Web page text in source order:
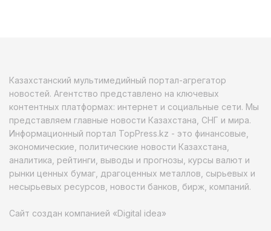
Казахстанский мультимедийный портал-агрегатор
новостей. Агентство представлено на ключевых
контентных платформах: интернет и социальные сети. Мы
представляем главные новости Казахстана, СНГ и мира.
Информационный портал TopPress.kz - это финансовые,
экономические, политические новости Казахстана,
аналитика, рейтинги, выводы и прогнозы, курсы валют и
рынки ценных бумаг, драгоценных металлов, сырьевых и
несырьевых ресурсов, новости банков, бирж, компаний.
Сайт создан компанией «Digital idea»